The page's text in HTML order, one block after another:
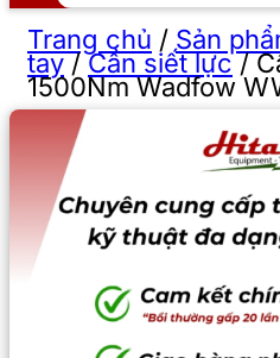
Trang chủ / Sản
tay/Cần siết lực/
1500Nm Wadfow